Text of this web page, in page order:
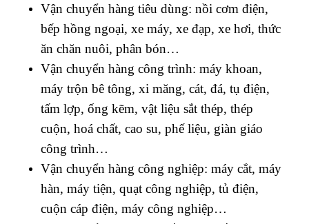
Vận chuyển hàng tiêu dùng: nồi cơm điện,
bếp hồng ngoại, xe máy, xe đạp, xe hơi, thức
ăn chăn nuôi, phân bón…
Vận chuyển hàng công trình: máy khoan,
máy trộn bê tông, xi măng, cát, đá, tụ điện,
tấm lợp, ống kẽm, vật liệu sắt thép, thép
cuộn, hoá chất, cao su, phế liệu, giàn giáo
công trình…
Vận chuyển hàng công nghiệp: máy cắt, máy
hàn, máy tiện, quạt công nghiệp, tủ điện,
cuộn cáp điện, máy công nghiệp…